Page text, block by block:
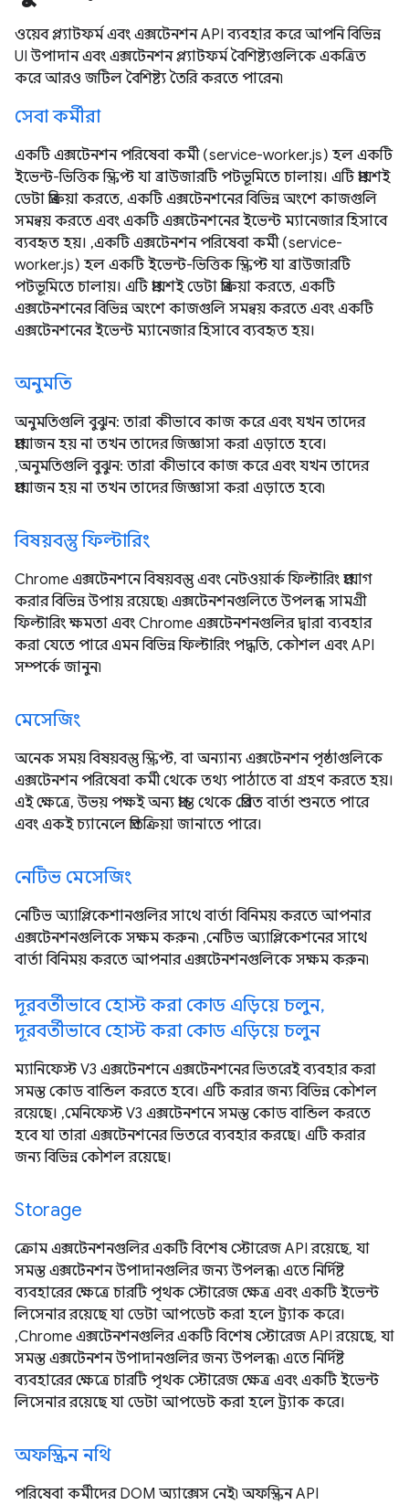
ওয়েব প্ল্যাটফর্ম এবং এক্সটেনশন API ব্যবহার করে আপনি বিভিন্ন
UI উপাদান এবং এক্সটেনশন প্ল্যাটফর্ম বৈশিষ্ট্যগুলিকে একত্রিত
করে আরও জটিল বৈশিষ্ট্য তৈরি করতে পারেন৷
সেবা কর্মীরা
একটি এক্সটেনশন পরিষেবা কর্মী (service-worker.js) হল একটি
ইভেন্ট-ভিত্তিক স্ক্রিপ্ট যা ব্রাউজারটি পটভূমিতে চালায়। এটি প্রায়শই
ডেটা প্রক্রিয়া করতে, একটি এক্সটেনশনের বিভিন্ন অংশে কাজগুলি
সমন্বয় করতে এবং একটি এক্সটেনশনের ইভেন্ট ম্যানেজার হিসাবে
ব্যবহৃত হয়। ,একটি এক্সটেনশন পরিষেবা কর্মী (service-
worker.js) হল একটি ইভেন্ট-ভিত্তিক স্ক্রিপ্ট যা ব্রাউজারটি
পটভূমিতে চালায়। এটি প্রায়শই ডেটা প্রক্রিয়া করতে, একটি
এক্সটেনশনের বিভিন্ন অংশে কাজগুলি সমন্বয় করতে এবং একটি
এক্সটেনশনের ইভেন্ট ম্যানেজার হিসাবে ব্যবহৃত হয়।
অনুমতি
অনুমতিগুলি বুঝুন: তারা কীভাবে কাজ করে এবং যখন তাদের
প্রয়োজন হয় না তখন তাদের জিজ্ঞাসা করা এড়াতে হবে।
,অনুমতিগুলি বুঝুন: তারা কীভাবে কাজ করে এবং যখন তাদের
প্রয়োজন হয় না তখন তাদের জিজ্ঞাসা করা এড়াতে হবে৷
বিষয়বস্তু ফিল্টারিং
Chrome এক্সটেনশনে বিষয়বস্তু এবং নেটওয়ার্ক ফিল্টারিং প্রয়োগ
করার বিভিন্ন উপায় রয়েছে৷ এক্সটেনশনগুলিতে উপলব্ধ সামগ্রী
ফিল্টারিং ক্ষমতা এবং Chrome এক্সটেনশনগুলির দ্বারা ব্যবহার
করা যেতে পারে এমন বিভিন্ন ফিল্টারিং পদ্ধতি, কৌশল এবং API
সম্পর্কে জানুন৷
মেসেজিং
অনেক সময় বিষয়বস্তু স্ক্রিপ্ট, বা অন্যান্য এক্সটেনশন পৃষ্ঠাগুলিকে
এক্সটেনশন পরিষেবা কর্মী থেকে তথ্য পাঠাতে বা গ্রহণ করতে হয়।
এই ক্ষেত্রে, উভয় পক্ষই অন্য প্রান্ত থেকে প্রেরিত বার্তা শুনতে পারে
এবং একই চ্যানেলে প্রতিক্রিয়া জানাতে পারে।
নেটিভ মেসেজিং
নেটিভ অ্যাপ্লিকেশানগুলির সাথে বার্তা বিনিময় করতে আপনার
এক্সটেনশনগুলিকে সক্ষম করুন৷ ,নেটিভ অ্যাপ্লিকেশনের সাথে
বার্তা বিনিময় করতে আপনার এক্সটেনশনগুলিকে সক্ষম করুন৷
দূরবর্তীভাবে হোস্ট করা কোড এড়িয়ে চলুন,
দূরবর্তীভাবে হোস্ট করা কোড এড়িয়ে চলুন
ম্যানিফেস্ট V3 এক্সটেনশনে এক্সটেনশনের ভিতরেই ব্যবহার করা
সমস্ত কোড বান্ডিল করতে হবে। এটি করার জন্য বিভিন্ন কৌশল
রয়েছে। ,মেনিফেস্ট V3 এক্সটেনশনে সমস্ত কোড বান্ডিল করতে
হবে যা তারা এক্সটেনশনের ভিতরে ব্যবহার করছে। এটি করার
জন্য বিভিন্ন কৌশল রয়েছে।
Storage
ক্রোম এক্সটেনশনগুলির একটি বিশেষ স্টোরেজ API রয়েছে, যা
সমস্ত এক্সটেনশন উপাদানগুলির জন্য উপলব্ধ৷ এতে নির্দিষ্ট
ব্যবহারের ক্ষেত্রে চারটি পৃথক স্টোরেজ ক্ষেত্র এবং একটি ইভেন্ট
লিসেনার রয়েছে যা ডেটা আপডেট করা হলে ট্র্যাক করে।
,Chrome এক্সটেনশনগুলির একটি বিশেষ স্টোরেজ API রয়েছে, যা
সমস্ত এক্সটেনশন উপাদানগুলির জন্য উপলব্ধ৷ এতে নির্দিষ্ট
ব্যবহারের ক্ষেত্রে চারটি পৃথক স্টোরেজ ক্ষেত্র এবং একটি ইভেন্ট
লিসেনার রয়েছে যা ডেটা আপডেট করা হলে ট্র্যাক করে।
অফস্ক্রিন নথি
পরিষেবা কর্মীদের DOM অ্যাক্সেস নেই৷ অফস্ক্রিন API